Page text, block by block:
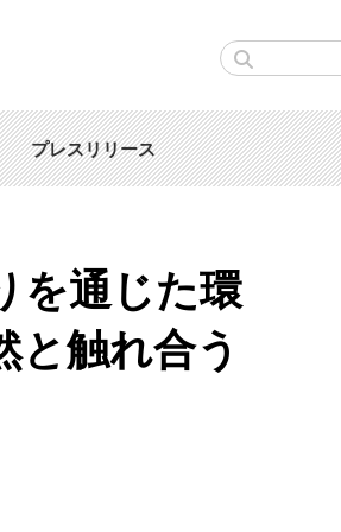
プレスリリース
を通じた環
触れ合う